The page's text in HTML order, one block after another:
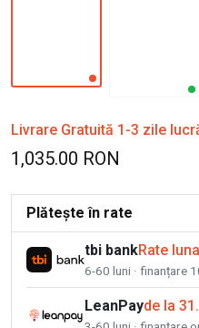
Livrare Gratuită 1-3 zile
1,035.00 RON
Plătește în rate
tbi bankRate
6-60 luni · finanțare
LeanPayde la